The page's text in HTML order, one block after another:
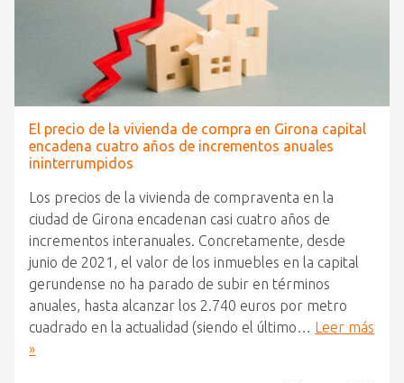
El precio de la vivienda de compra en Girona capital
encadena cuatro años de incrementos anuales
ininterrumpidos
Los precios de la vivienda de compraventa en la
ciudad de Girona encadenan casi cuatro años de
incrementos interanuales. Concretamente, desde
junio de 2021, el valor de los inmuebles en la capital
gerundense no ha parado de subir en términos
anuales, hasta alcanzar los 2.740 euros por metro
cuadrado en la actualidad (siendo el último… Leer más
»